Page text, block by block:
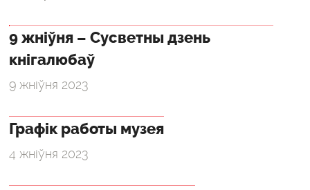
9 жніўня – Сусветны дзень
кнігалюбаў
9 жніўня 2023
Графік работы музея
4 жніўня 2023